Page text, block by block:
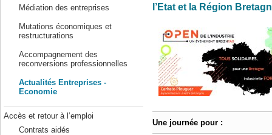
Médiation des entreprises
Mutations économiques et
restructurations
Accompagnement des
reconversions professionnelles
Actualités Entreprises -
Economie
Accès et retour à l’emploi
Contrats aidés
l’Etat et la Région
Une journée pour :